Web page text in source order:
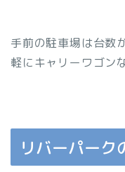
手前の駐車場は台数
軽にキャリーワゴン
リバーパーク